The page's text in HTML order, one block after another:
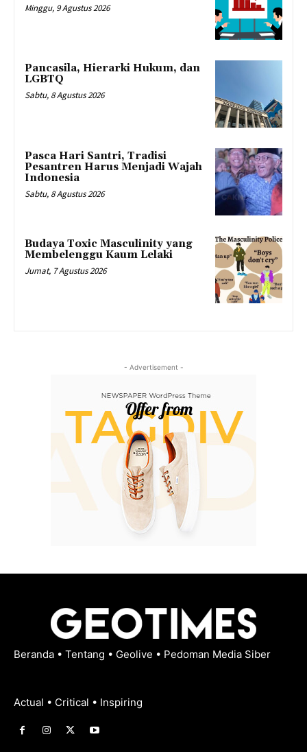
Minggu, 9 Agustus 2026
Pancasila, Hierarki Hukum, dan
LGBTQ
Sabtu, 8 Agustus 2026
Pasca Hari Santri, Tradisi
Pesantren Harus Menjadi Wajah
Indonesia
Sabtu, 8 Agustus 2026
Budaya Toxic Masculinity yang
Membelenggu Kaum Lelaki
Jumat, 7 Agustus 2026
- Advertisement -
Beranda • Tentang • Geolive • Pedoman Media Siber
Actual • Critical • Inspiring